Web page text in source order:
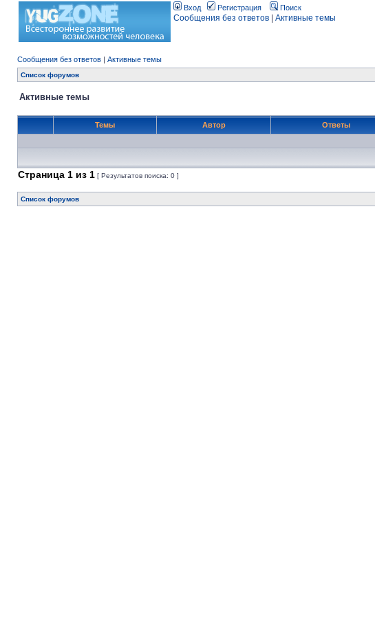
Вход Регистрация Поиск
Сообщения без ответов Активные темы
Сообщения без ответов | Активные темы
Список форумов
Активные темы
Темы Автор Ответы
Страница 1 из 1 [ Результатов поиска: 0 ]
Список форумов